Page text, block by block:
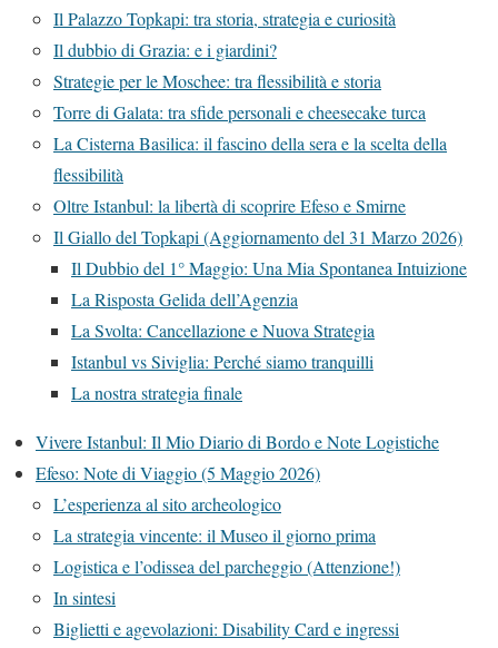
Il Palazzo Topkapi: tra storia, strategia e curiosità
Il dubbio di Grazia: e i giardini?
Strategie per le Moschee: tra flessibilità e storia
Torre di Galata: tra sfide personali e cheesecake turca
La Cisterna Basilica: il fascino della sera e la scelta della
flessibilità
Oltre Istanbul: la libertà di scoprire Efeso e Smirne
Il Giallo del Topkapi (Aggiornamento del 31 Marzo 2026)
Il Dubbio del 1° Maggio: Una Mia Spontanea Intuizione
La Risposta Gelida dell’Agenzia
La Svolta: Cancellazione e Nuova Strategia
Istanbul vs Siviglia: Perché siamo tranquilli
La nostra strategia finale
Vivere Istanbul: Il Mio Diario di Bordo e Note Logistiche
Efeso: Note di Viaggio (5 Maggio 2026)
L’esperienza al sito archeologico
La strategia vincente: il Museo il giorno prima
Logistica e l’odissea del parcheggio (Attenzione!)
In sintesi
Biglietti e agevolazioni: Disability Card e ingressi